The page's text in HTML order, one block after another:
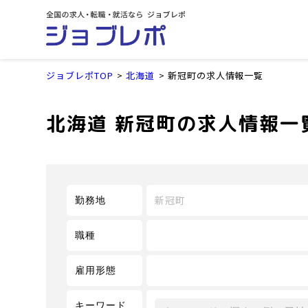
ジョブレポTOP 北海道 新冠町の求人情報一覧
北海道 新冠町の求人情報一
勤務地 新冠町
職種
雇用形態
キーワード